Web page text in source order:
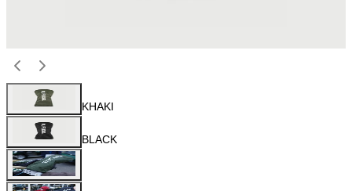
KHAKI
BLACK